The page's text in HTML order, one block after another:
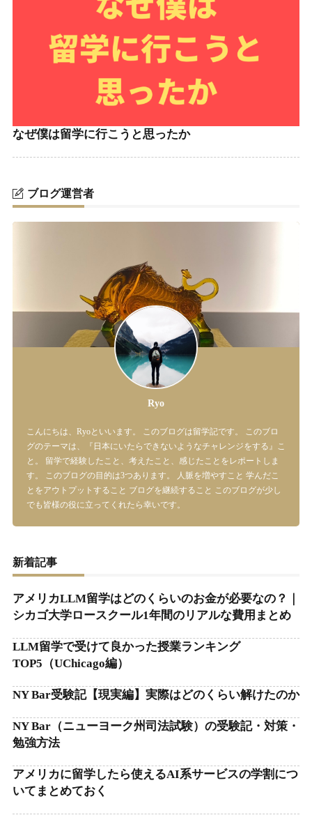
なぜ僕は留学に行こうと思ったか
ブログ運営者
Ryo
こんにちは、Ryoといいます。 このブログは留学記です。 このブロ
グのテーマは、『日本にいたらできないようなチャレンジをする』こ
と。 留学で経験したこと、考えたこと、感じたことをレポートしま
す。 このブログの目的は3つあります。 人脈を増やすこと 学んだこ
とをアウトプットすること ブログを継続すること このブログが少し
でも皆様の役に立ってくれたら幸いです。
新着記事
アメリカLLM留学はどのくらいのお金が必要なの？｜
シカゴ大学ロースクール1年間のリアルな費用まとめ
LLM留学で受けて良かった授業ランキング
TOP5（UChicago編）
NY Bar受験記【現実編】実際はどのくらい解けたのか
NY Bar（ニューヨーク州司法試験）の受験記・対策・
勉強方法
アメリカに留学したら使えるAI系サービスの学割につ
いてまとめておく